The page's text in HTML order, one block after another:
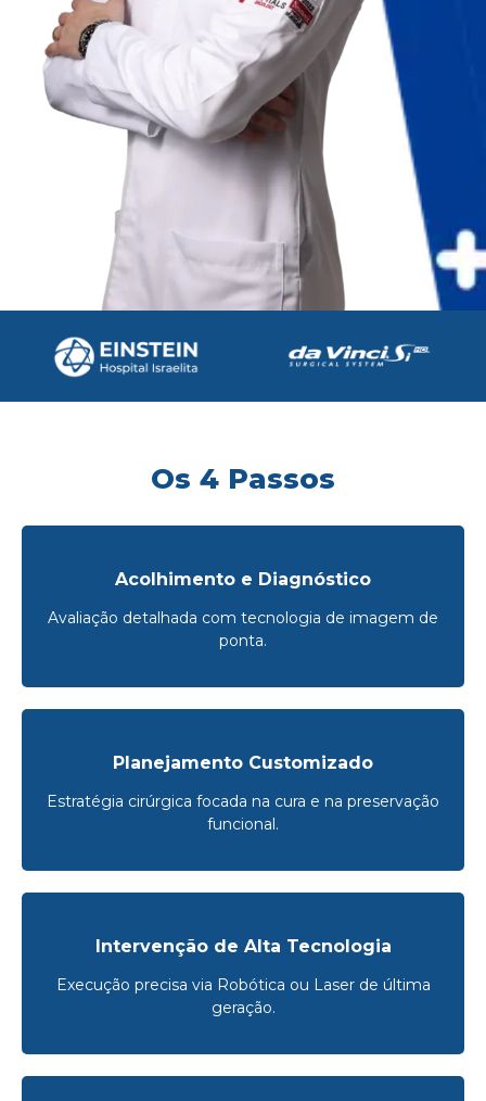
Os 4 Passos
Acolhimento e Diagnóstico
Avaliação detalhada com tecnologia de imagem de
ponta.
Planejamento Customizado
Estratégia cirúrgica focada na cura e na preservação
funcional.
Intervenção de Alta Tecnologia
Execução precisa via Robótica ou Laser de última
geração.